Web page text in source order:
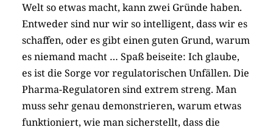
Welt so etwas macht, kann zwei Gründe haben.
Entweder sind nur wir so intelligent, dass wir es
schaffen, oder es gibt einen guten Grund, warum
es niemand macht … Spaß beiseite: Ich glaube,
es ist die Sorge vor regulatorischen Unfällen. Die
Pharma-Regulatoren sind extrem streng. Man
muss sehr genau demonstrieren, warum etwas
funktioniert, wie man sicherstellt, dass die